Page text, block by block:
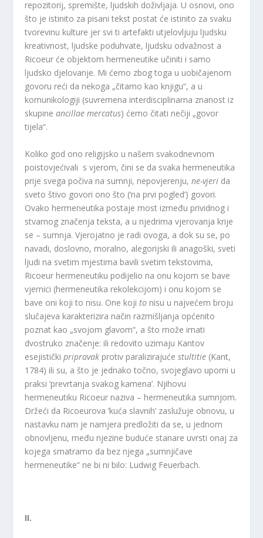
repozitorij, spremište, ljudskih doživljaja. U osnovi, ono
što je istinito za pisani tekst postat će istinito za svaku
tvorevinu kulture jer svi ti artefakti utjelovljuju ljudsku
kreativnost, ljudske poduhvate, ljudsku odvažnost a
Ricoeur će objektom hermeneutike učiniti i samo
ljudsko djelovanje. Mi ćemo zbog toga u uobičajenom
govoru reći da nekoga „čitamo kao knjigu“, a u
komunikologiji (suvremena interdisciplinarna znanost iz
skupineancillae mercatus) ćemo čitati nečiji „govor
tijela“.
Koliko god ono religijsko u našem svakodnevnom
poistovjećivali s vjerom, čini se da svaka hermeneutika
prije svega počiva na sumnji, nepovjerenju,ne-vjeri da
sveto štivo govori ono što (‘na prvi pogled’) govori.
Ovako hermeneutika postaje most između prividnog i
stvarnog značenja teksta, a u njedrima vjerovanja krije
se – sumnja. Vjerojatno je radi ovoga, a dok su se, po
navadi, doslovno, moralno, alegorijski ili anagoški, sveti
ljudi na svetim mjestima bavili svetim tekstovima,
Ricoeur hermeneutiku podijelio na onu kojom se bave
vjernici (hermeneutika rekolekcijom) i onu kojom se
bave oni koji to nisu. One kojito nisu u najvećem broju
slučajeva karakterizira način razmišljanja općenito
poznat kao „svojom glavom“, a što može imati
dvostruko značenje: ili redovito uzimaju Kantov
esejističkipripravak protiv paralizirajućestultitie (Kant,
1784) ili su, a što je jednako točno, svojeglavo uporni u
praksi ‘prevrtanja svakog kamena’. Njihovu
hermeneutiku Ricoeur naziva – hermeneutika sumnjom.
Držeći da Ricoeurova ‘kuća slavnih’ zaslužuje obnovu, u
nastavku nam je namjera predložiti da se, u jednom
obnovljenu, među njezine buduće stanare uvrsti onaj za
kojega smatramo da bez njega „sumnjičave
hermeneutike“ ne bi ni bilo: Ludwig Feuerbach.
II.